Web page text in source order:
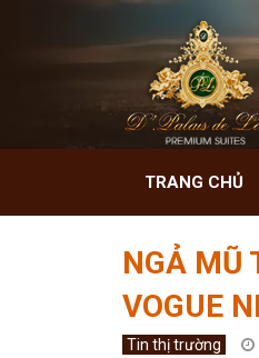
TRANG CHỦ
NGẢ MŨ
VOGUE
Tin thị trường